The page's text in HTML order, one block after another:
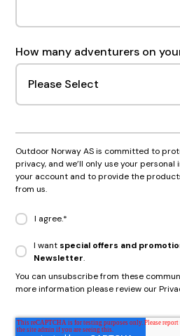
How many adventurers on
Outdoor Norway AS is committed to
privacy, and we’ll only use your
your account and to provide the
from us.
I agree.*
I want special offers and
Newsletter.
You can unsubscribe from these
more information please review our